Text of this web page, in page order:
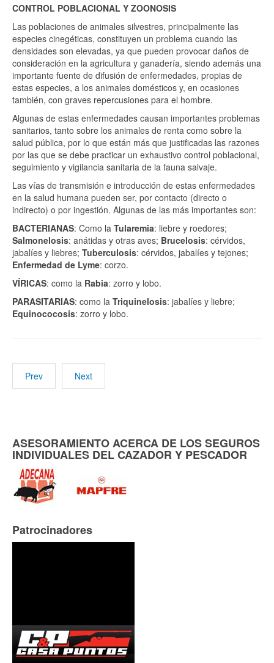
CONTROL POBLACIONAL Y ZOONOSIS
Las poblaciones de animales silvestres, principalmente las
especies cinegéticas, constituyen un problema cuando las
densidades son elevadas, ya que pueden provocar daños de
consideración en la agricultura y ganadería, siendo además una
importante fuente de difusión de enfermedades, propias de
estas especies, a los animales domésticos y, en ocasiones
también, con graves repercusiones para el hombre.
Algunas de estas enfermedades causan importantes problemas
sanitarios, tanto sobre los animales de renta como sobre la
salud pública, por lo que están más que justificadas las razones
por las que se debe practicar un exhaustivo control poblacional,
seguimiento y vigilancia sanitaria de la fauna salvaje.
Las vías de transmisión e introducción de estas enfermedades
en la salud humana pueden ser, por contacto (directo o
indirecto) o por ingestión. Algunas de las más importantes son:
BACTERIANAS: Como la Tularemia: liebre y roedores;
Salmonelosis: anátidas y otras aves; Brucelosis: cérvidos,
jabalíes y liebres; Tuberculosis: cérvidos, jabalíes y tejones;
Enfermedad de Lyme: corzo.
VÍRICAS: como la Rabia: zorro y lobo.
PARASITARIAS: como la Triquinelosis: jabalíes y liebre;
Equinococosis: zorro y lobo.
Prev Next
ASESORAMIENTO ACERCA DE LOS SEGUROS
INDIVIDUALES DEL CAZADOR Y PESCADOR
Patrocinadores